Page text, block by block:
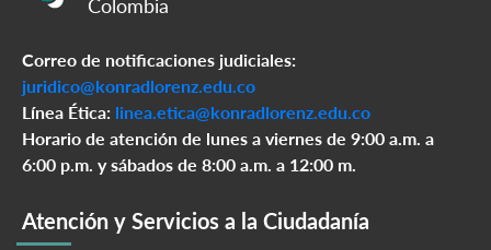
Colombia
Correo de notificaciones judiciales:
juridico@konradlorenz.edu.co
Línea Ética: linea.etica@konradlorenz.edu.co
Horario de atención de lunes a viernes de 9:00 a.m. a
6:00 p.m. y sábados de 8:00 a.m. a 12:00 m.
Atención y Servicios a la Ciudadanía